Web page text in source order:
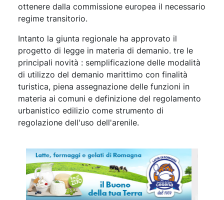
ottenere dalla commissione europea il necessario
regime transitorio.
Intanto la giunta regionale ha approvato il
progetto di legge in materia di demanio. tre le
principali novità : semplificazione delle modalità
di utilizzo del demanio marittimo con finalità
turistica, piena assegnazione delle funzioni in
materia ai comuni e definizione del regolamento
urbanistico edilizio come strumento di
regolazione dell'uso dell'arenile.